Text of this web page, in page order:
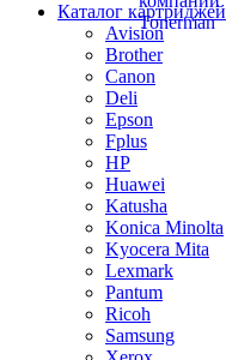
Каталог картриджей
Avision
Brother
Canon
Deli
Epson
Fplus
HP
Huawei
Katusha
Konica Minolta
Kyocera Mita
Lexmark
Pantum
Ricoh
Samsung